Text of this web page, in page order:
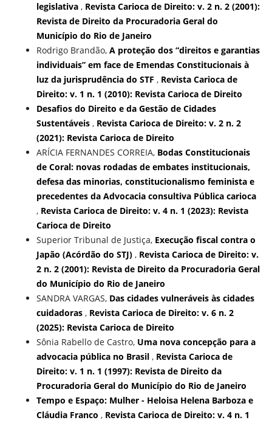
legislativa , Revista Carioca de Direito: v. 2 n. 2 (2001):
Revista de Direito da Procuradoria Geral do
Município do Rio de Janeiro
Rodrigo Brandão, A proteção dos “direitos e garantias
individuais” em face de Emendas Constitucionais à
luz da jurisprudência do STF , Revista Carioca de
Direito: v. 1 n. 1 (2010): Revista Carioca de Direito
Desafios do Direito e da Gestão de Cidades
Sustentáveis , Revista Carioca de Direito: v. 2 n. 2
(2021): Revista Carioca de Direito
ARÍCIA FERNANDES CORREIA, Bodas Constitucionais
de Coral: novas rodadas de embates institucionais,
defesa das minorias, constitucionalismo feminista e
precedentes da Advocacia consultiva Pública carioca
, Revista Carioca de Direito: v. 4 n. 1 (2023): Revista
Carioca de Direito
Superior Tribunal de Justiça, Execução fiscal contra o
Japão (Acórdão do STJ) , Revista Carioca de Direito: v.
2 n. 2 (2001): Revista de Direito da Procuradoria Geral
do Município do Rio de Janeiro
SANDRA VARGAS, Das cidades vulneráveis às cidades
cuidadoras , Revista Carioca de Direito: v. 6 n. 2
(2025): Revista Carioca de Direito
Sônia Rabello de Castro, Uma nova concepção para a
advocacia pública no Brasil , Revista Carioca de
Direito: v. 1 n. 1 (1997): Revista de Direito da
Procuradoria Geral do Município do Rio de Janeiro
Tempo e Espaço: Mulher - Heloisa Helena Barboza e
Cláudia Franco , Revista Carioca de Direito: v. 4 n. 1